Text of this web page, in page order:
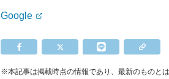
Google
※本記事は掲載時点の情報であり、最新のものと